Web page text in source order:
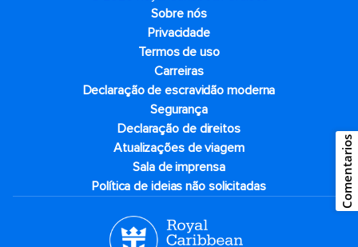
Sobre nós
Privacidade
Termos de uso
Carreiras
Declaração de escravidão moderna
Segurança
Declaração de direitos
Atualizações de viagem
Sala de imprensa
Política de ideias não solicitadas
Comentarios